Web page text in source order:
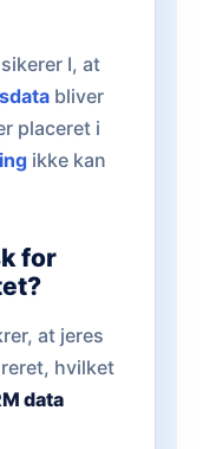
I, at
bliver
placeret i
ikke kan
for
at jeres
hvilket
data